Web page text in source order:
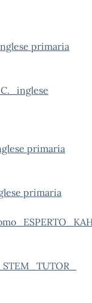
primaria
primaria
primaria